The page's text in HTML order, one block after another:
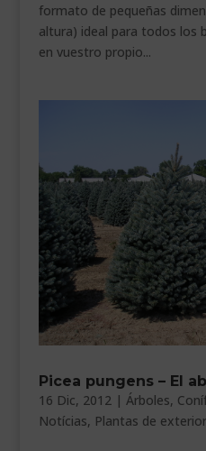
formato de pequeñas
altura) ideal para todos los
en vuestro propio...
Picea pungens – El
16 Dic, 2012| Árboles,
Notícias, Plantas de exterior